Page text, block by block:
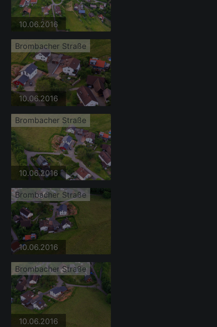
10.06.2016
Brombacher Straße
10.06.2016
Brombacher Straße
10.06.2016
Brombacher Straße
10.06.2016
Brombacher Straße
10.06.2016